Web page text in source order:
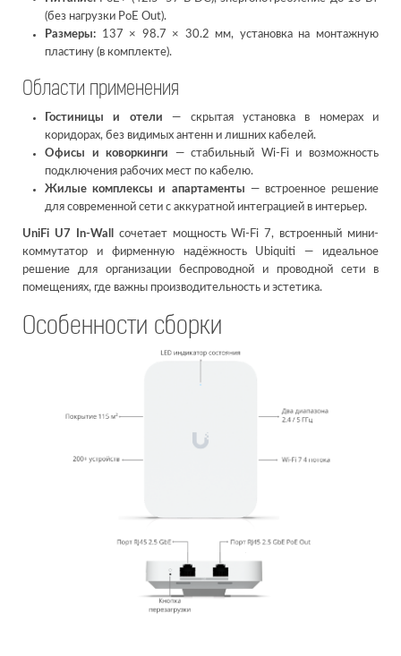
(без нагрузки PoE Out).
Размеры: 137 × 98.7 × 30.2 мм, установка на монтажную
пластину (в комплекте).
Области применения
Гостиницы и отели — скрытая установка в номерах и
коридорах, без видимых антенн и лишних кабелей.
Офисы и коворкинги — стабильный Wi-Fi и возможность
подключения рабочих мест по кабелю.
Жилые комплексы и апартаменты — встроенное решение
для современной сети с аккуратной интеграцией в интерьер.
UniFi U7 In-Wall
сочетает мощность Wi-Fi 7, встроенный мини-
коммутатор и фирменную надёжность Ubiquiti — идеальное
решение для организации беспроводной и проводной сети в
помещениях, где важны производительность и эстетика.
Особенности сборки